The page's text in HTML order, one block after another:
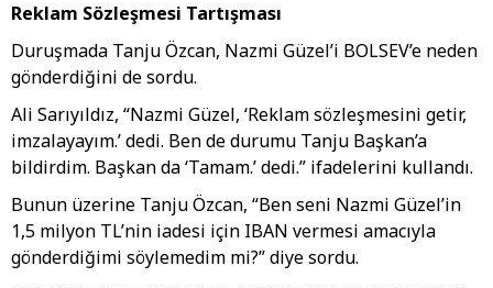
Reklam Sözleşmesi Tartışması
Duruşmada Tanju Özcan, Nazmi Güzel’i BOLSEV’e neden
gönderdiğini de sordu.
Ali Sarıyıldız, “Nazmi Güzel, ‘Reklam sözleşmesini getir,
imzalayayım.’ dedi. Ben de durumu Tanju Başkan’a
bildirdim. Başkan da ‘Tamam.’ dedi.” ifadelerini kullandı.
Bunun üzerine Tanju Özcan, “Ben seni Nazmi Güzel’in
1,5 milyon TL’nin iadesi için IBAN vermesi amacıyla
gönderdiğimi söylemedim mi?” diye sordu.